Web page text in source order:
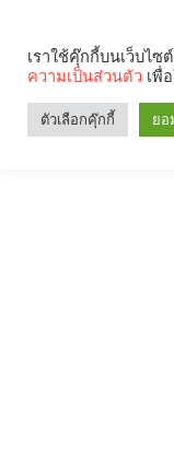
เราใช้คุ๊กกี้บนเว็บไ
ความเป็นส่วนตัว เพื่
ตัวเลือกคุ๊กกี้ ยอ